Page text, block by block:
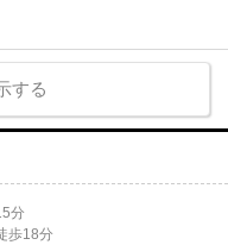
する
分
歩18分